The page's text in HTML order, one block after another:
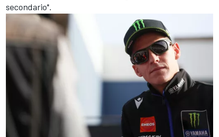
secondario".